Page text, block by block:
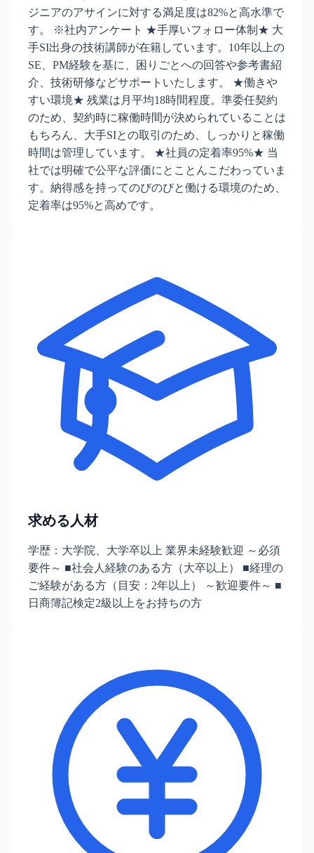
ジニアのアサインに対する満足度は82%と高水準で
す。 ※社内アンケート ★手厚いフォロー体制★ 大
手SI出身の技術講師が在籍しています。10年以上の
SE、PM経験を基に、困りごとへの回答や参考書紹
介、技術研修などサポートいたします。 ★働きや
すい環境★ 残業は月平均18時間程度。準委任契約
のため、契約時に稼働時間が決められていることは
もちろん、大手SIとの取引のため、しっかりと稼働
時間は管理しています。 ★社員の定着率95%★ 当
社では明確で公平な評価にとことんこだわっていま
す。納得感を持ってのびのびと働ける環境のため、
定着率は95%と高めです。
求める人材
学歴：大学院、大学卒以上 業界未経験歓迎 ～必須
要件～ ■社会人経験のある方（大卒以上） ■経理の
ご経験がある方（目安：2年以上） ～歓迎要件～ ■
日商簿記検定2級以上をお持ちの方